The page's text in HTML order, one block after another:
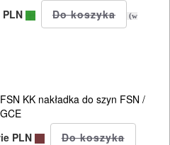
PLN
(w
KK nakładka do szyn FSN /
PLN